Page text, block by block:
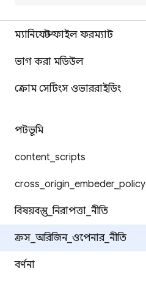
ম্যানিফেস্ট ফাইল ফরম্যাট
ভাগ করা মডিউল
ক্রোম সেটিংস ওভাররাইডিং
পটভূমি
content scripts
cross origin embeder_ policy
বিষয়বস্তু_নিরাপত্তা নীতি
ক্রস অরিজিন_ ওপেনার_ নীতি
বর্ণনা